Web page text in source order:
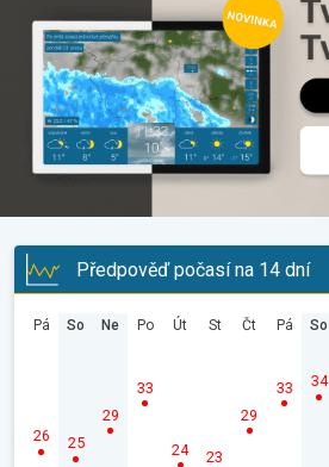
Předpověď počasí na 14 dní
Pá
26
So
25
Ne
29
Po
33
Út
24
St
23
Čt
29
Pá
33
So
34